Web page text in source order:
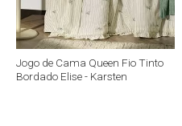
Jogo de Cama Queen Fio Tinto
Bordado Elise - Karsten